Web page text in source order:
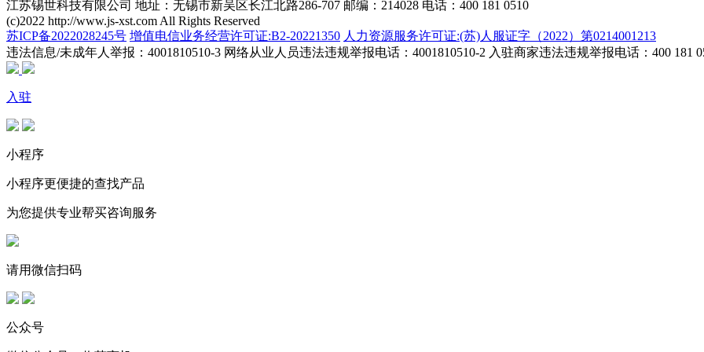
江苏锡世科技有限公司 地址：无锡市新吴区长江北路286-707 邮编：214028 电话：400 181 0510
(c)2022 http://www.js-xst.com All Rights Reserved
苏ICP备2022028245号 增值电信业务经营许可证:B2-20221350 人力资源服务许可证:(苏)人服证字（2022）第0214001213
违法信息/未成年人举报：4001810510-3 网络从业人员违法违规举报电话：4001810510-2 入驻商家违法违规举报电话：400 181
入驻
小程序
小程序更便捷的查找产品
为您提供专业帮买咨询服务
请用微信扫码
公众号